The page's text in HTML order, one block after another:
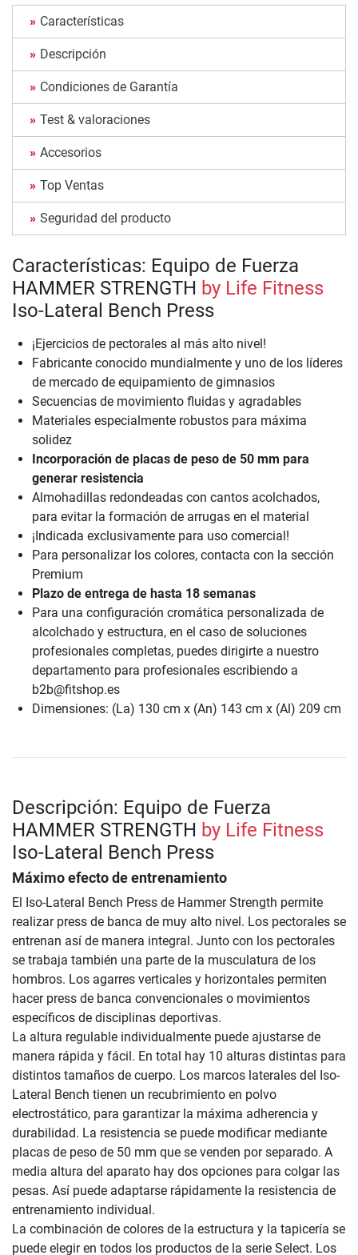
Características
Descripción
Condiciones de Garantía
Test & valoraciones
Accesorios
Top Ventas
Seguridad del producto
Características: Equipo de Fuerza
HAMMER STRENGTH by Life Fitness
Iso-Lateral Bench Press
¡Ejercicios de pectorales al más alto nivel!
Fabricante conocido mundialmente y uno de los líderes
de mercado de equipamiento de gimnasios
Secuencias de movimiento fluidas y agradables
Materiales especialmente robustos para máxima
solidez
Incorporación de placas de peso de 50 mm para
generar resistencia
Almohadillas redondeadas con cantos acolchados,
para evitar la formación de arrugas en el material
¡Indicada exclusivamente para uso comercial!
Para personalizar los colores, contacta con la sección
Premium
Plazo de entrega de hasta 18 semanas
Para una configuración cromática personalizada de
alcolchado y estructura, en el caso de soluciones
profesionales completas, puedes dirigirte a nuestro
departamento para profesionales escribiendo a
b2b@fitshop.es
Dimensiones: (La) 130 cm x (An) 143 cm x (Al) 209 cm
Descripción: Equipo de Fuerza
HAMMER STRENGTH by Life Fitness
Iso-Lateral Bench Press
Máximo efecto de entrenamiento
El Iso-Lateral Bench Press de Hammer Strength permite
realizar press de banca de muy alto nivel. Los pectorales se
entrenan así de manera integral. Junto con los pectorales
se trabaja también una parte de la musculatura de los
hombros. Los agarres verticales y horizontales permiten
hacer press de banca convencionales o movimientos
específicos de disciplinas deportivas.
La altura regulable individualmente puede ajustarse de
manera rápida y fácil. En total hay 10 alturas distintas para
distintos tamaños de cuerpo. Los marcos laterales del Iso-
Lateral Bench tienen un recubrimiento en polvo
electrostático, para garantizar la máxima adherencia y
durabilidad. La resistencia se puede modificar mediante
placas de peso de 50 mm que se venden por separado. A
media altura del aparato hay dos opciones para colgar las
pesas. Así puede adaptarse rápidamente la resistencia de
entrenamiento individual.
La combinación de colores de la estructura y la tapicería se
puede elegir en todos los productos de la serie Select. Los